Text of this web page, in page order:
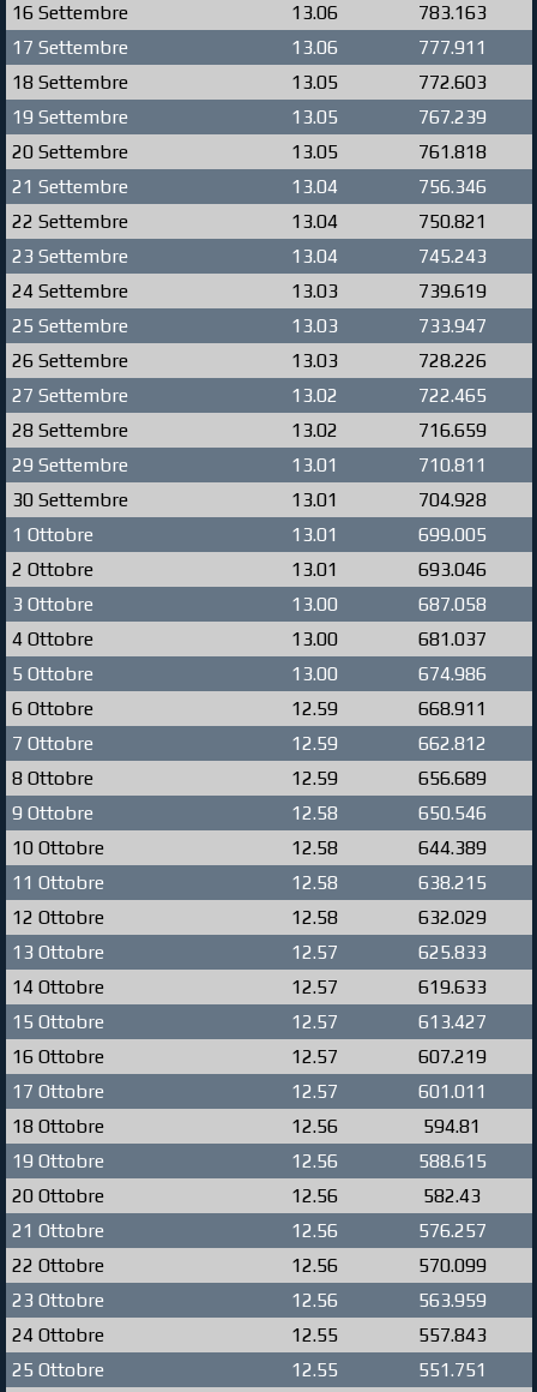
16 Settembre 13.06
783.163
17 Settembre
13.06
777.911
18 Settembre
13.05
772.603
19 Settembre
13.05
767.239
20 Settembre
13.05
761.818
21 Settembre
13.04
756.346
22 Settembre
13.04
750.821
23 Settembre
13.04
745.243
24 Settembre
13.03
739.619
25 Settembre
13.03
733.947
26 Settembre
13.03
728.226
27 Settembre
13.02
722.465
28 Settembre
13.02
716.659
29 Settembre
13.01
710.811
30 Settembre
13.01
704.928
1 Ottobre
13.01
699.005
2 Ottobre
13.01
693.046
3 Ottobre
13.00
687.058
4 Ottobre
13.00
681.037
5 Ottobre
13.00
674.986
6 Ottobre
12.59
668.911
7 Ottobre
12.59
662.812
8 Ottobre
12.59
656.689
9 Ottobre
12.58
650.546
10 Ottobre
12.58
644.389
11 Ottobre
12.58
638.215
12 Ottobre
12.58
632.029
13 Ottobre
12.57
625.833
14 Ottobre
12.57
619.633
15 Ottobre
12.57
613.427
16 Ottobre
12.57
607.219
17 Ottobre
12.57
601.011
18 Ottobre
12.56
594.81
19 Ottobre
12.56
588.615
20 Ottobre
12.56
582.43
21 Ottobre
12.56
576.257
22 Ottobre
12.56
570.099
23 Ottobre
12.56
563.959
24 Ottobre
12.55
557.843
25 Ottobre
12.55
551.751